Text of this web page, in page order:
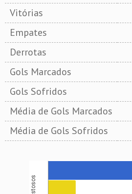
Vitórias
Empates
Derrotas
Gols Marcados
Gols Sofridos
Média de Gols Marcados
Média de Gols Sofridos